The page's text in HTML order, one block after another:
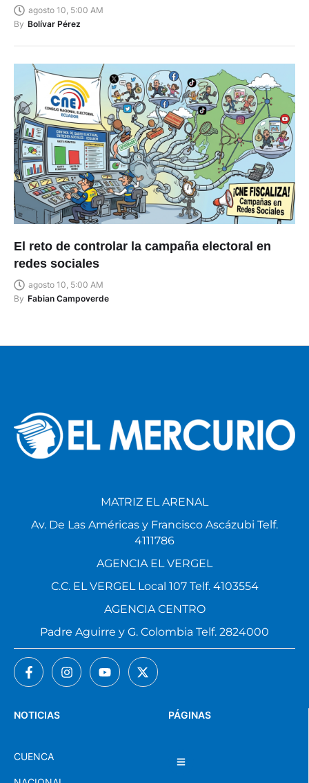
agosto 10, 5:00 AM
By Bolívar Pérez
El reto de controlar la campaña electoral en
redes sociales
agosto 10, 5:00 AM
By Fabian Campoverde
PÁGINAS
NOTICIAS
CUENCA
MATRIZ EL ARENAL
Av. De Las Américas y Francisco Ascázubi Telf.
4111786
AGENCIA EL VERGEL
C.C. EL VERGEL Local 107 Telf. 4103554
AGENCIA CENTRO
Padre Aguirre y G. Colombia Telf. 2824000